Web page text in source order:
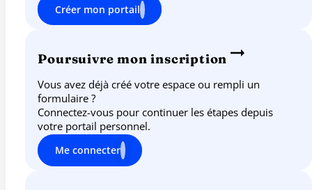
Créer mon portail
Poursuivre mon inscription
Vous avez déjà créé votre espace ou rempli un
formulaire ?
Connectez-vous pour continuer les étapes depuis
votre portail personnel.
Me connecter